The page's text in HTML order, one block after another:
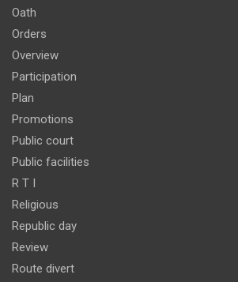
Oath
Orders
Overview
Participation
Plan
Promotions
Public court
Public facilities
R T I
Religious
Republic day
Review
Route divert